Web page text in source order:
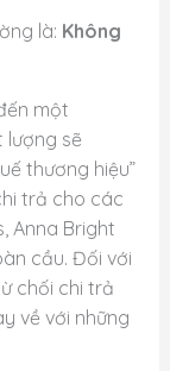
là: Không
một
lượng sẽ
thương hiệu”
trả cho các
Anna Bright
cầu. Đối với
chối chi trả
về với những